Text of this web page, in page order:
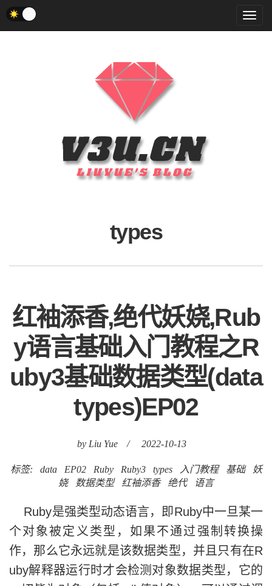
菜
单
types
红袖添香,绝代妖娆,Rub
y语言基础入门教程之R
uby3基础数据类型(data
types)EP02
by Liu Yue / 2022-10-13
标签: data EP02 Ruby Ruby3 types 入门教程 基础
妖
娆
数据类型 红袖添香 绝代 语言
Ruby是强类型动态语言，即Ruby中一旦某一
个对象被定义类型，如果不通过强制转换操
作，那么它永远就是该数据类型，并且只有在R
uby解释器运行时才会检测对象数据类型，它的